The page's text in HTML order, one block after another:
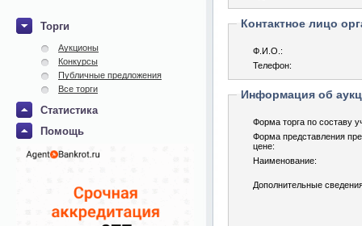
Торги
Аукционы
Конкурсы
Публичные предложения
Все торги
Статистика
Помощь
Контактное лицо
Ф.И.О.:
Телефон:
Информация об
Форма торга по составу
Форма представления
цене:
Наименование:
Дополнительные